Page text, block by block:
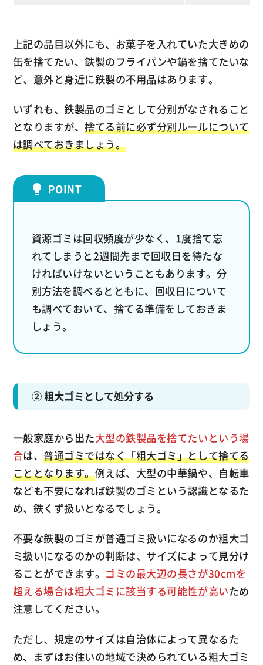
上記の品目以外にも、お菓子を入れていた大きめの
缶を捨てたい、鉄製のフライパンや鍋を捨てたいな
ど、意外と身近に鉄製の不用品はあります。
いずれも、鉄製品のゴミとして分別がなされること
となりますが、捨てる前に必ず分別ルールについて
は調べておきましょう。
資源ゴミは回収頻度が少なく、1度捨て忘
れてしまうと2週間先まで回収日を待たな
ければいけないということもあります。分
別方法を調べるとともに、回収日について
も調べておいて、捨てる準備をしておきま
しょう。
② 粗大ゴミとして処分する
一般家庭から出た大型の鉄製品を捨てたいという場
合は、普通ゴミではなく「粗大ゴミ」として捨てる
こととなります。例えば、大型の中華鍋や、自転車
なども不要になれば鉄製のゴミという認識となるた
め、鉄くず扱いとなるでしょう。
不要な鉄製のゴミが普通ゴミ扱いになるのか粗大ゴ
ミ扱いになるのかの判断は、サイズによって見分け
ることができます。 ゴミの最大辺の長さが30cmを
超える場合は粗大ゴミに該当する可能性が高いため
注意してください。
ただし、規定のサイズは自治体によって異なるた
め、まずはお住いの地域で決められている粗大ゴミ